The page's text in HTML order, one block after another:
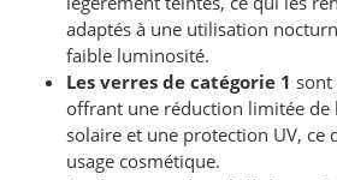
adaptés à une utilisation
faible luminosité.
Les verres de catégorie 1 sont
offrant une réduction limitée de
solaire et une protection UV, ce
usage cosmétique.